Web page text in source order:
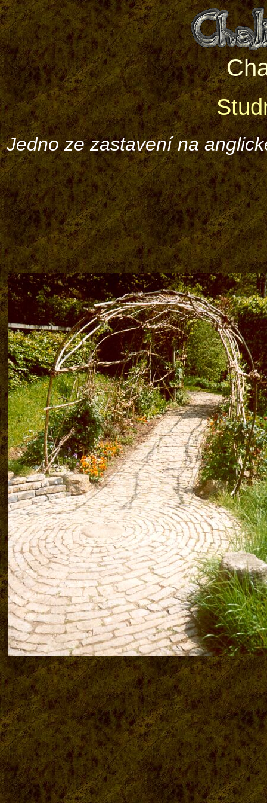
Jedno ze zastavení na